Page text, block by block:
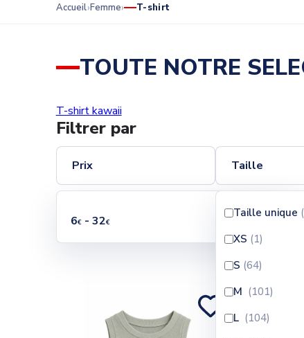
Accueil Femme T-shirt
TOUTE NOTRE
T-shirt kawaii
Filtrer par
Prix
6€- 32€
Taille
Taille unique
XS (1)
S (64)
M (101)
L (104)
Il y a 119 produits.